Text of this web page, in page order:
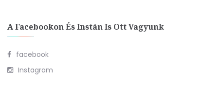
A Facebookon És Instán Is Ott Vagyunk
facebook
Instagram